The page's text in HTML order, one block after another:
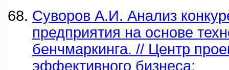
Суворов А.И. Анализ
предприятия на основе
бенчмаркинга. // Центр
эффективного бизнеса: